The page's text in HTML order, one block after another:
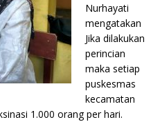
Nurhayati
mengatakan
Jika dilakukan
perincian
maka setiap
puskesmas
kecamatan
1.000 orang per hari.